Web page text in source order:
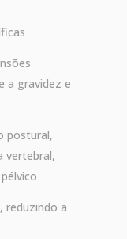
a gravidez e
postural,
vertebral,
reduzindo a